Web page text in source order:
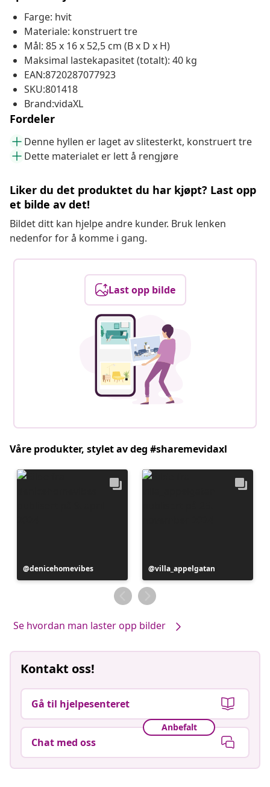
Farge: hvit
Materiale: konstruert tre
Mål: 85 x 16 x 52,5 cm (B x D x H)
Maksimal lastekapasitet (totalt): 40 kg
EAN:8720287077923
SKU:801418
Brand:vidaXL
Fordeler
Denne hyllen er laget av slitesterkt, konstruert tre
Dette materialet er lett å rengjøre
Liker du det produktet du har kjøpt? Last opp
et bilde av det!
Bildet ditt kan hjelpe andre kunder. Bruk lenken
nedenfor for å komme i gang.
Last opp bilde
Våre produkter, stylet av deg #sharemevidaxl
Innlegg
publisert
denicehomevibes
Innlegg
publisert
av
villa_appelgatan
Se hvordan man laster opp bilder
Kontakt oss!
Gå til hjelpesenteret
Anbefalt
Chat med oss